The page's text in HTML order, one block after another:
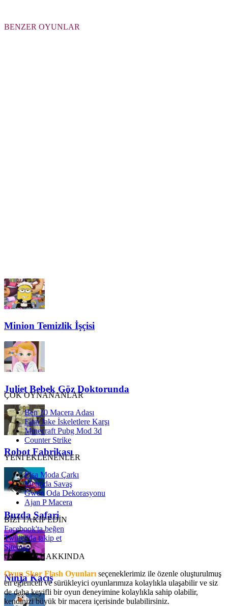
BENZER OYUNLAR
Minion Temizlik İşçisi
Juliet Bebek Göz Doktorunda
Robot Fabrikası
Buzda Safari
Ninja Kaçış
ÇOK OYNANANLAR
Ben 10 Macera Adası
Finn Jake İskeletlere Karşı
Minecraft Pubg Mod 3d
Counter Strike
YENİ EKLENENLER
Elsa Moda Çarkı
Metroda Savaş
Gwen Oda Dekorasyonu
Ajan P Macera
BİZİ TAKİP EDİN
Facebook'ta beğen
Twitter'da takip et
Sitemap
OyunSkor HAKKINDA
Oyun Skor Flash Oyunları seçeneklerimiz ile özenle oluşturulmuş
en eğlenceli ve sürükleyici oyunlarımıza kolaylıkla ulaşabilir ve siz
de daha keyifli bir oyun deneyimine kolaylıkla sahip olabilir,
kendinizi büyük bir macera içerisinde bulabilirsiniz.